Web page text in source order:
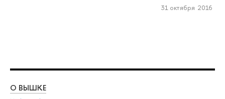
31 октября 2016
О ВЫШКЕ